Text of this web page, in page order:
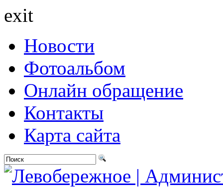
exit
Новости
Фотоальбом
Онлайн обращение
Контакты
Карта сайта